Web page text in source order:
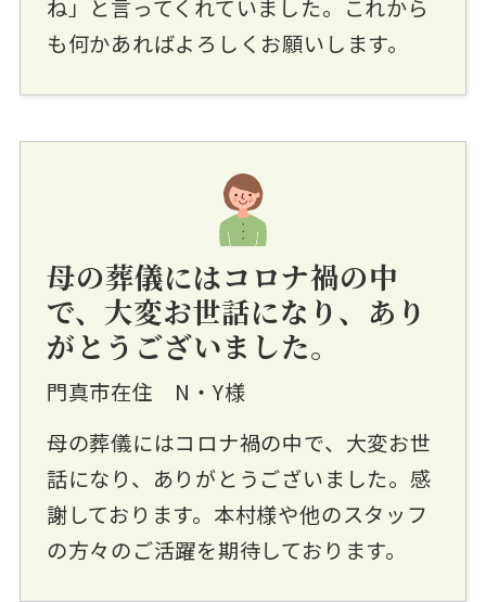
ね」と言ってくれていました。これから
も何かあればよろしくお願いします。
母の葬儀にはコロナ禍の中
で、大変お世話になり、あり
がとうございました。
門真市在住 N・Y様
母の葬儀にはコロナ禍の中で、大変お世
話になり、ありがとうございました。感
謝しております。本村様や他のスタッフ
の方々のご活躍を期待しております。